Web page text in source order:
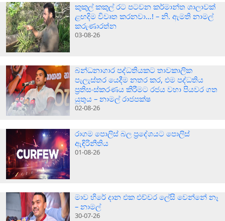
කුකුල් කකුල් රට පටවන කර්මාන්ත ශාලාවක්
ළඟදිම විවෘත කරනවා…! – නි. ඇමති නාමල්
කරුණාරත්න
03-08-26
බන්ධනාගාර පද්ධතියකට තාවකාලික
පැලැස්තර යෙදීම නතර කර, එම පද්ධතිය
ප්‍රතිසංස්කරණය කිරීමට රජය වහා පියවර ගත
යුතුය – නාමල් රාජපක්ෂ
02-08-26
රාගම පොලිස් බල ප්‍රදේශයට පොලිස්
ඇඳිරිනීතිය
01-08-26
මාව හිරේ දාන එක එච්චර ලේසි වෙන්නේ නෑ
– නාමල්
30-07-26